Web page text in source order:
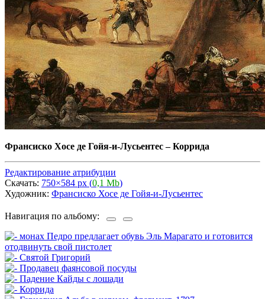
Франсиско Хосе де Гойя-и-Лусьентес–Коррида
Редактирование атрибуции
Скачать: 750×584 px (0,1 Mb)
Художник: Франсиско Хосе де Гойя-и-Лусьентес
Навигация по альбому: